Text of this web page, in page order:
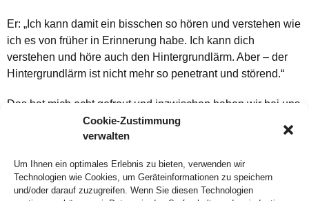
Cookie-Zustimmung
verwalten
Um Ihnen ein optimales Erlebnis zu bieten, verwenden wir
Technologien wie Cookies, um Geräteinformationen zu speichern
und/oder darauf zuzugreifen. Wenn Sie diesen Technologien
Er: „Ich kann damit ein bisschen so hören und verstehen wie
ich es von früher in Erinnerung habe. Ich kann dich
verstehen und höre auch den Hintergrundlärm. Aber – der
Hintergrundlärm ist nicht mehr so penetrant und störend.“
Das hat mich echt gefreut und inzwischen haben wir bei uns
im Laden diese Aussage schon von mehreren Kunden
gehört. Es ist sicherlich schwierig sich an alles von früher zu
gibt die noch einmal etwas die Erinnerung an die gute alte
Zeit wach werden lassen.